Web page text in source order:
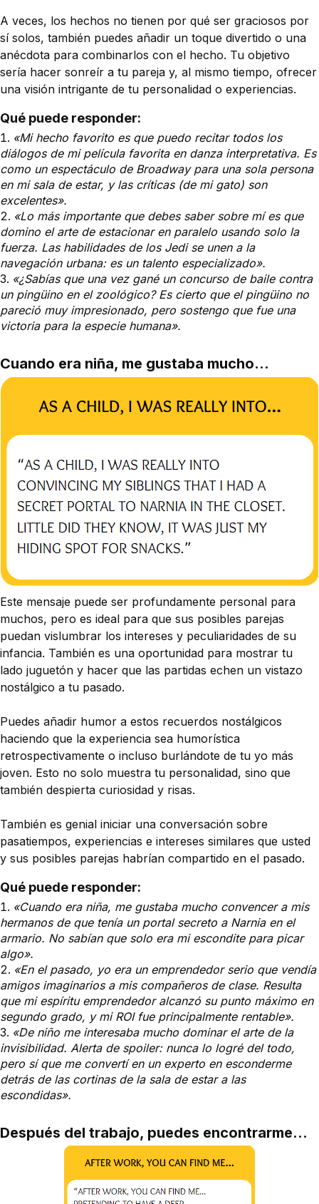
A veces, los hechos no tienen por qué ser graciosos por
sí solos, también puedes añadir un toque divertido o una
anécdota para combinarlos con el hecho. Tu objetivo
sería hacer sonreír a tu pareja y, al mismo tiempo, ofrecer
una visión intrigante de tu personalidad o experiencias.
Qué puede responder:
«Mi hecho favorito es que puedo recitar todos los
diálogos de mi película favorita en danza interpretativa. Es
como un espectáculo de Broadway para una sola persona
en mi sala de estar, y las críticas (de mi gato) son
excelentes».
«Lo más importante que debes saber sobre mí es que
domino el arte de estacionar en paralelo usando solo la
fuerza. Las habilidades de los Jedi se unen a la
navegación urbana: es un talento especializado».
«¿Sabías que una vez gané un concurso de baile contra
un pingüino en el zoológico? Es cierto que el pingüino no
pareció muy impresionado, pero sostengo que fue una
victoria para la especie humana».
Cuando era niña, me gustaba mucho...
Este mensaje puede ser profundamente personal para
muchos, pero es ideal para que sus posibles parejas
puedan vislumbrar los intereses y peculiaridades de su
infancia. También es una oportunidad para mostrar tu
lado juguetón y hacer que las partidas echen un vistazo
nostálgico a tu pasado.
Puedes añadir humor a estos recuerdos nostálgicos
haciendo que la experiencia sea humorística
retrospectivamente o incluso burlándote de tu yo más
joven. Esto no solo muestra tu personalidad, sino que
también despierta curiosidad y risas.
También es genial iniciar una conversación sobre
pasatiempos, experiencias e intereses similares que usted
y sus posibles parejas habrían compartido en el pasado.
Qué puede responder:
«Cuando era niña, me gustaba mucho convencer a mis
hermanos de que tenía un portal secreto a Narnia en el
armario. No sabían que solo era mi escondite para picar
algo».
«En el pasado, yo era un emprendedor serio que vendía
amigos imaginarios a mis compañeros de clase. Resulta
que mi espíritu emprendedor alcanzó su punto máximo en
segundo grado, y mi ROI fue principalmente rentable».
«De niño me interesaba mucho dominar el arte de la
invisibilidad. Alerta de spoiler: nunca lo logré del todo,
pero sí que me convertí en un experto en esconderme
detrás de las cortinas de la sala de estar a las
escondidas».
Después del trabajo, puedes encontrarme...